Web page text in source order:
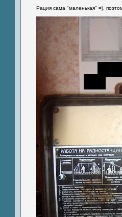
Рация сама "маленькая" =),